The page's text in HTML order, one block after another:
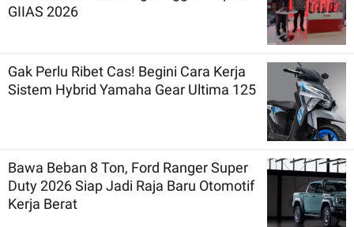
GIIAS 2026
Gak Perlu Ribet Cas! Begini Cara Kerja
Sistem Hybrid Yamaha Gear Ultima 125
Bawa Beban 8 Ton, Ford Ranger Super
Duty 2026 Siap Jadi Raja Baru Otomotif
Kerja Berat